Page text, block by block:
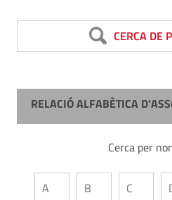
CERCA DE
RELACIÓ ALFABÈTICA
Cerca per
A B C